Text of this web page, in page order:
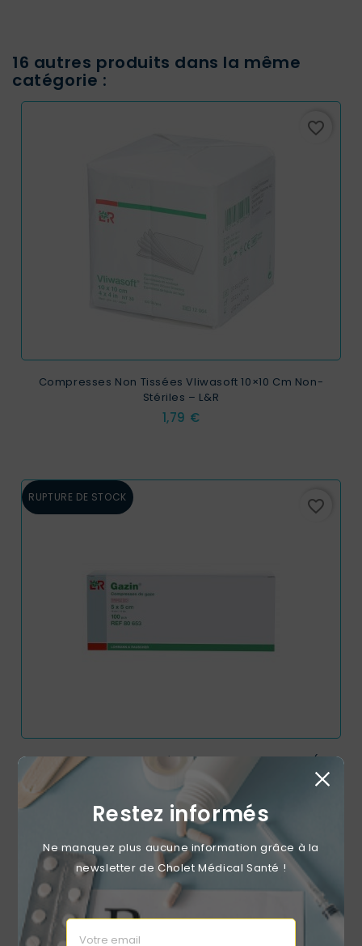
Restez informés
Ne manquez plus aucune information grâce à la
newsletter de Cholet Médical Santé !
16 autres produits dans la même
catégorie :
favorite_border
Compresses Non Tissées Vliwasoft 10×10 Cm Non-
Stériles – L&R
Prix
1,79 €
RUPTURE DE STOCK favorite_border
Compresses De Gaze Stériles GAZIN 5x5cm 16 Plis (100
Sachets Individuels)
Prix
9,79 €
RUPTURE DE STOCK favorite_border